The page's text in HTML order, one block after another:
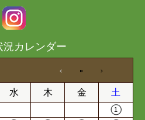
況カレンダー
水 木 金 土
1